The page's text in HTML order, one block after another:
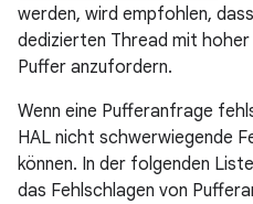
werden, wird empfohlen,
dedizierten Thread mit
Puffer anzufordern.
Wenn eine Pufferanfrage
HAL nicht schwerwiegende
können. In der folgenden
das Fehlschlagen von